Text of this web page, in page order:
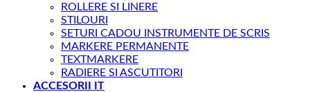
ROLLERE SI LINERE
STILOURI
SETURI CADOU INSTRUMENTE DE SCRIS
MARKERE PERMANENTE
TEXTMARKERE
RADIERE SI ASCUTITORI
ACCESORII IT